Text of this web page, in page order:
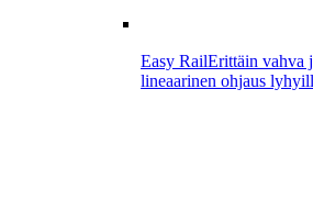
Easy RailErittäin vahva
lineaarinen ohjaus